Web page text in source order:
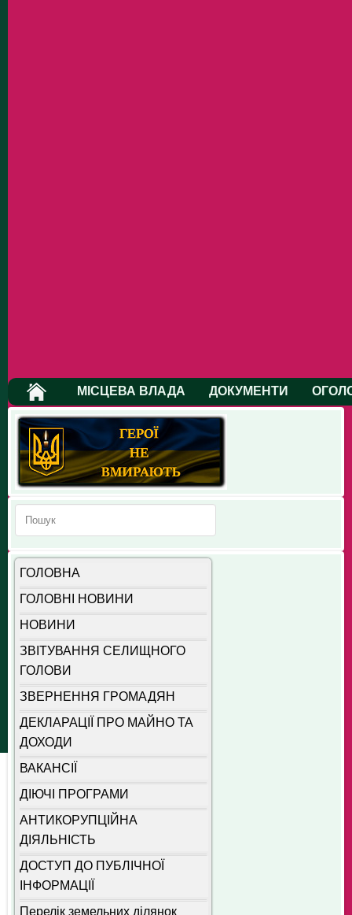
МІСЦЕВА ВЛАДА ДОКУМЕНТИ
ГОЛОВНА
ГОЛОВНІ НОВИНИ
НОВИНИ
ЗВІТУВАННЯ СЕЛИЩНОГО
ГОЛОВИ
ЗВЕРНЕННЯ ГРОМАДЯН
ДЕКЛАРАЦІЇ ПРО МАЙНО ТА
ДОХОДИ
ВАКАНСІЇ
ДІЮЧІ ПРОГРАМИ
АНТИКОРУПЦІЙНА
ДІЯЛЬНІСТЬ
ДОСТУП ДО ПУБЛІЧНОЇ
ІНФОРМАЦІЇ
Перелік земельних ділянок